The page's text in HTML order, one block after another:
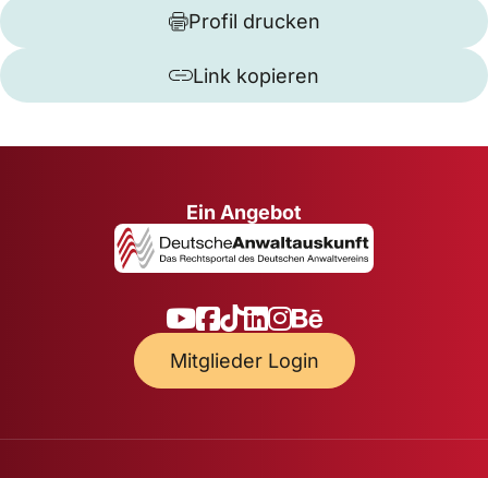
Profil drucken
Link kopieren
Ein Angebot
Mitglieder Login